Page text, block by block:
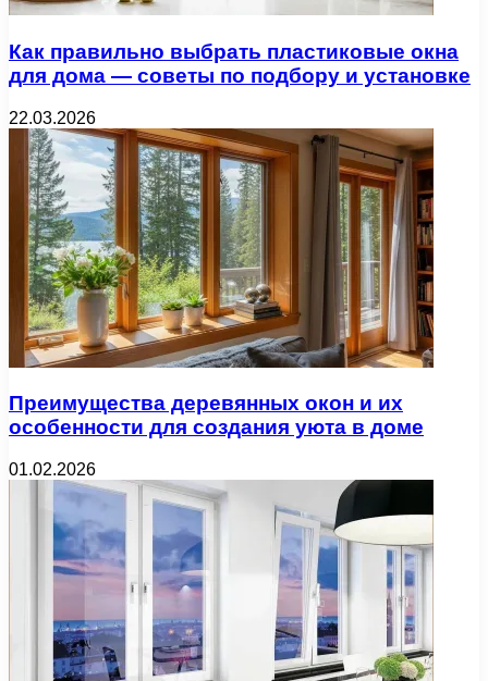
Как правильно выбрать пластиковые окна
для дома — советы по подбору и установке
22.03.2026
Преимущества деревянных окон и их
особенности для создания уюта в доме
01.02.2026